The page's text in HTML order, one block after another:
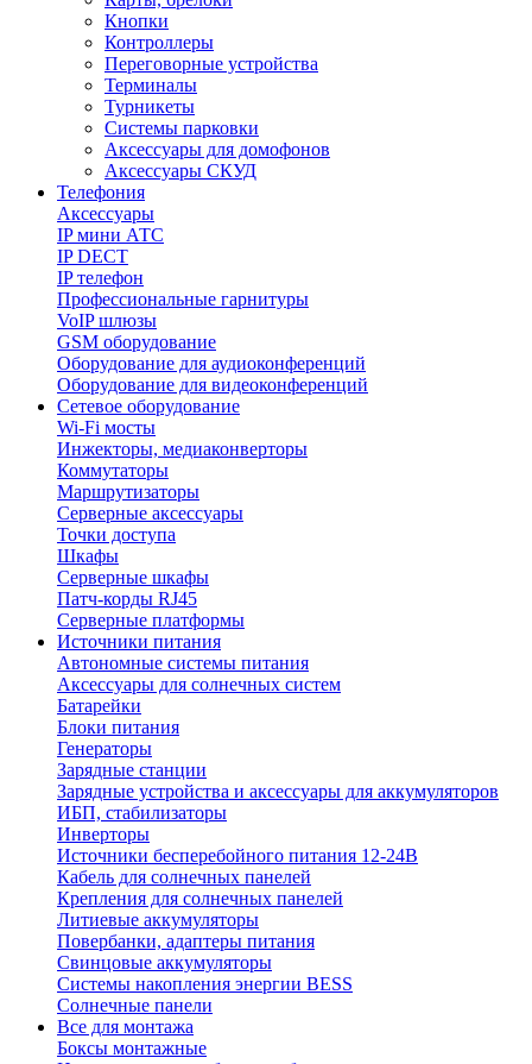
Кнопки
Контроллеры
Переговорные устройства
Терминалы
Турникеты
Системы парковки
Аксессуары для домофонов
Аксессуары СКУД
Телефония
Aксессуары
IP мини АТС
IP DECT
IP телефон
Профессиональные гарнитуры
VoIP шлюзы
GSM оборудование
Оборудование для аудиоконференций
Оборудование для видеоконференций
Сетевое оборудование
Wi-Fi мосты
Инжекторы, медиаконверторы
Коммутаторы
Маршрутизаторы
Серверные аксессуары
Точки доступа
Шкафы
Серверные шкафы
Патч-корды RJ45
Серверные платформы
Источники питания
Автономные системы питания
Аксессуары для солнечных систем
Батарейки
Блоки питания
Генераторы
Зарядные станции
Зарядные устройства и аксессуары для аккумуляторов
ИБП, стабилизаторы
Инверторы
Источники бесперебойного питания 12-24В
Кабель для солнечных панелей
Крепления для солнечных панелей
Литиевые аккумуляторы
Повербанки, адаптеры питания
Свинцовые аккумуляторы
Системы накопления энергии BESS
Солнечные панели
Все для монтажа
Боксы монтажные